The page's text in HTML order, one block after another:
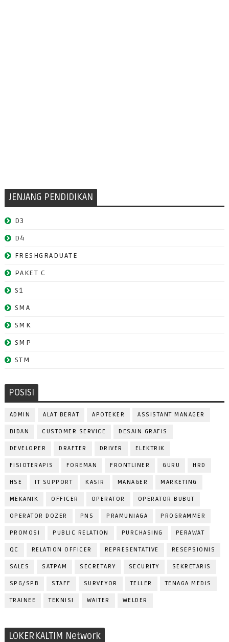
JENJANG PENDIDIKAN
D3
D4
FRESHGRADUATE
PAKET C
S1
SMA
SMK
SMP
STM
POSISI
ADMIN ALAT BERAT APOTEKER ASSISTANT MANAGER
BIDAN CUSTOMER SERVICE DESAIN GRAFIS
DEVELOPER DRAFTER DRIVER ELEKTRIK
FISIOTERAPIS FOREMAN FRONTLINER GURU HRD
HSE IT SUPPORT KASIR MANAGER MARKETING
MEKANIK OFFICER OPERATOR OPERATOR BUBUT
OPERATOR DOZER PNS PRAMUNIAGA PROGRAMMER
PROMOSI PUBLIC RELATION PURCHASING PERAWAT
QC RELATION OFFICER REPRESENTATIVE RESEPSIONIS
SALES SATPAM SECRETARY SECURITY SEKRETARIS
SPG/SPB STAFF SURVEYOR TELLER TENAGA MEDIS
TRAINEE TEKNISI WAITER WELDER
LOKERKALTIM Network